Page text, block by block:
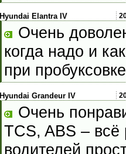
Hyundai Elantra IV
Очень
когда надо и
при
Hyundai Grandeur IV
Очень
TCS, ABS – всё
водителей